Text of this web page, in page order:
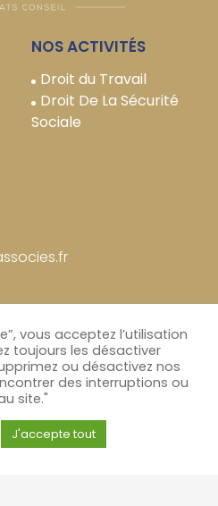
NOS ACTIVITÉS
Droit du Travail
Droit De La Sécurité
Sociale
vous acceptez l’utilisation
toujours les désactiver
ou désactivez nos
des interruptions ou
site."
J'accepte tout